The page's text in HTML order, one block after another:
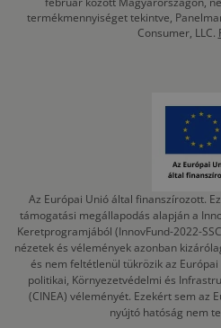
termékmennyiséget tekintve,
Consumer, LLC.
Az Európai Unió által finanszírozott.
támogatási megállapodás alapján a
Keretprogramjából (InnovFund-2022-
nézetek és vélemények azonban
és nem feltétlenül tükrözik az
politikai, Környezetvédelmi és
(CINEA) véleményét. Ezekért sem az
nyújtó hatóság nem